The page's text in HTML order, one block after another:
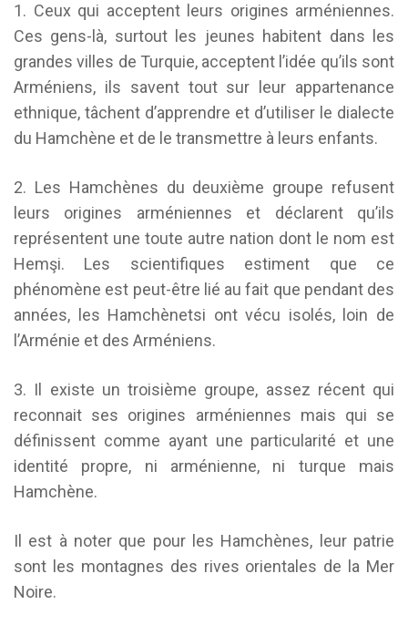
1. Ceux qui acceptent leurs origines arméniennes.
Ces gens-là, surtout les jeunes habitent dans les
grandes villes de Turquie, acceptent l’idée qu’ils sont
Arméniens, ils savent tout sur leur appartenance
ethnique, tâchent d’apprendre et d’utiliser le dialecte
du Hamchène et de le transmettre à leurs enfants.
2. Les Hamchènes du deuxième groupe refusent
leurs origines arméniennes et déclarent qu’ils
représentent une toute autre nation dont le nom est
Hemşi. Les scientifiques estiment que ce
phénomène est peut-être lié au fait que pendant des
années, les Hamchènetsi ont vécu isolés, loin de
l’Arménie et des Arméniens.
3. Il existe un troisième groupe, assez récent qui
reconnait ses origines arméniennes mais qui se
définissent comme ayant une particularité et une
identité propre, ni arménienne, ni turque mais
Hamchène.
Il est à noter que pour les Hamchènes, leur patrie
sont les montagnes des rives orientales de la Mer
Noire.